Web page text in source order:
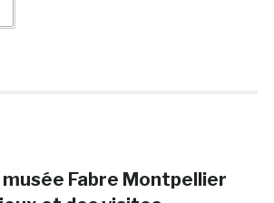
musée Fabre Montpellier